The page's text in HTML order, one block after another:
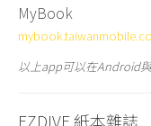
MyBook
以上app可以在Android
EZDIVE 紙本雜誌